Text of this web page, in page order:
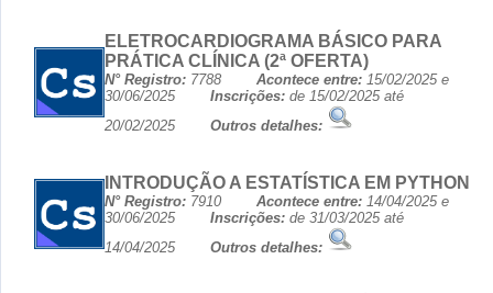
ELETROCARDIOGRAMA BÁSICO PARA
PRÁTICA CLÍNICA (2ª OFERTA)
N° Registro: 7788 Acontece entre: 15/02/2025 e
30/06/2025 Inscrições: de 15/02/2025 até
20/02/2025 Outros detalhes:
INTRODUÇÃO A ESTATÍSTICA EM PYTHON
N° Registro: 7910 Acontece entre: 14/04/2025 e
30/06/2025 Inscrições: de 31/03/2025 até
14/04/2025 Outros detalhes: